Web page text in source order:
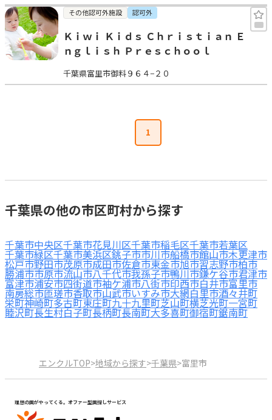
その他認可外施設 認可外
Ｋｉｗｉ Ｋｉｄｓ Ｃｈｒｉｓｔｉａｎ Ｅ
ｎｇｌｉｓｈ Ｐｒｅｓｃｈｏｏｌ
千葉県富里市御料９６４−２０
1
千葉県の他の市区町村から探す
千葉市中央区千葉市花見川区千葉市稲毛区千葉市若葉区
千葉市緑区千葉市美浜区銚子市市川市船橋市館山市木更津市
松戸市野田市茂原市成田市佐倉市東金市旭市習志野市柏市
勝浦市市原市流山市八千代市我孫子市鴨川市鎌ケ谷市君津市
富津市浦安市四街道市袖ケ浦市八街市印西市白井市富里市
南房総市匝瑳市香取市山武市いすみ市大網白里市酒々井町
栄町神崎町多古町東庄町九十九里町芝山町横芝光町一宮町
睦沢町長生村白子町長柄町長南町大多喜町御宿町鋸南町
エンクルTOP>地域から探す>千葉県>富里市
理想の園がやってくる。オファー型園探しサービス